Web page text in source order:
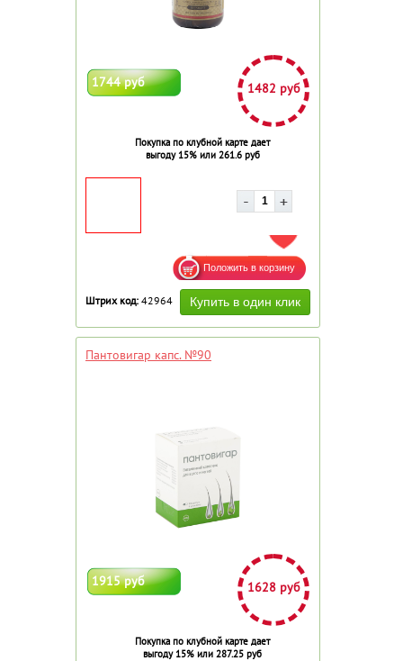
1744 руб 1482 руб
Покупка по клубной карте дает
выгоду 15% или 261.6 руб
ДОБАВИТЬ В ИЗБРАННОЕ
Штрих код: 42964
Пантовигар капс. №90
1915 руб 1628 руб
Покупка по клубной карте дает
выгоду 15% или 287.25 руб